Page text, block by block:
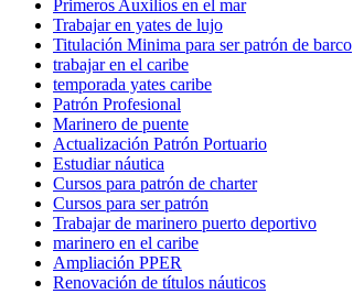
Primeros Auxilios en el mar
Trabajar en yates de lujo
Titulación Minima para ser patrón de barco
trabajar en el caribe
temporada yates caribe
Patrón Profesional
Marinero de puente
Actualización Patrón Portuario
Estudiar náutica
Cursos para patrón de charter
Cursos para ser patrón
Trabajar de marinero puerto deportivo
marinero en el caribe
Ampliación PPER
Renovación de títulos náuticos